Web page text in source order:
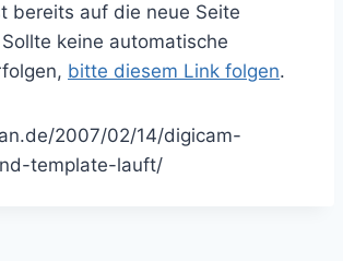
bereits auf die neue Seite
keine automatische
bitte diesem Link folgen.
2007/02/14/digicam-
template-lauft/